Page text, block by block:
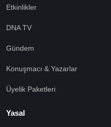
Etkinlikler
DNA TV
Gündem
Konuşmacı & Yazarlar
Üyelik Paketleri
Yasal